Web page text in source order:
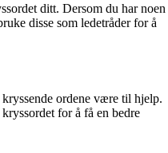
ditt. Dersom du har noen
disse som ledetråder for å
ordene være til hjelp.
for å få en bedre